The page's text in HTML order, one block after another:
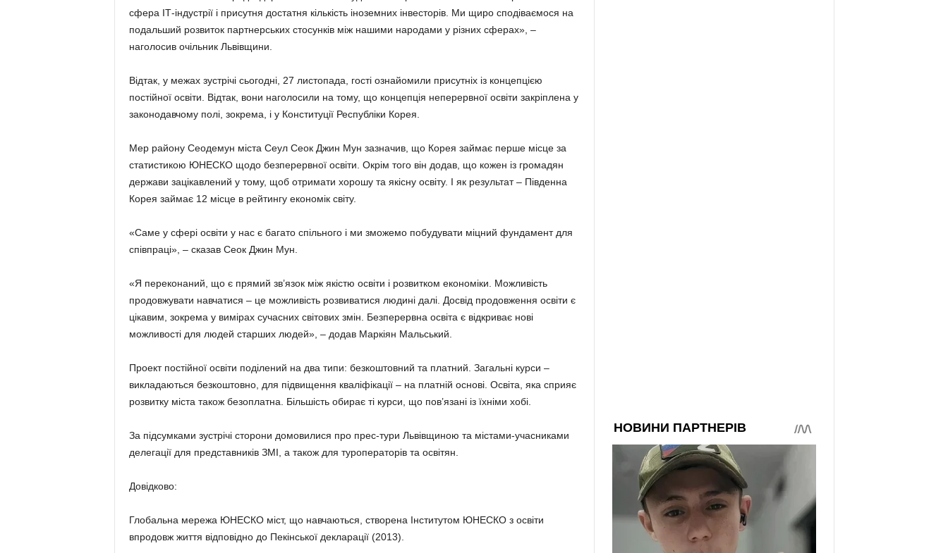
сфера ІТ-індустрії і присутня достатня кількість іноземних інвесторів. Ми щиро сподіваємося на
подальший розвиток партнерських стосунків між нашими народами у різних сферах», –
наголосив очільник Львівщини.
Відтак, у межах зустрічі сьогодні, 27 листопада, гості ознайомили присутніх із концепцією
постійної освіти. Відтак, вони наголосили на тому, що концепція неперервної освіти закріплена у
законодавчому полі, зокрема, і у Конституції Республіки Корея.
Мер району Сеодемун міста Сеул Сеок Джин Мун зазначив, що Корея займає перше місце за
статистикою ЮНЕСКО щодо безперервної освіти. Окрім того він додав, що кожен із громадян
держави зацікавлений у тому, щоб отримати хорошу та якісну освіту. І як результат – Південна
Корея займає 12 місце в рейтингу економік світу.
«Саме у сфері освіти у нас є багато спільного і ми зможемо побудувати міцний фундамент для
співпраці», – сказав Сеок Джин Мун.
«Я переконаний, що є прямий зв’язок між якістю освіти і розвитком економіки. Можливість
продовжувати навчатися – це можливість розвиватися людині далі. Досвід продовження освіти є
цікавим, зокрема у вимірах сучасних світових змін. Безперервна освіта є відкриває нові
можливості для людей старших людей», – додав Маркіян Мальський.
Проект постійної освіти поділений на два типи: безкоштовний та платний. Загальні курси –
викладаються безкоштовно, для підвищення кваліфікації – на платній основі. Освіта, яка сприяє
розвитку міста також безоплатна. Більшість обирає ті курси, що пов’язані із їхніми хобі.
За підсумками зустрічі сторони домовилися про прес-тури Львівщиною та містами-учасниками
делегації для представників ЗМІ, а також для туроператорів та освітян.
Довідково:
Глобальна мережа ЮНЕСКО міст, що навчаються, створена Інститутом ЮНЕСКО з освіти
впродовж життя відповідно до Пекінської декларації (2013).